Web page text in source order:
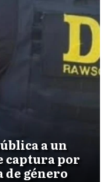
a un
captura por
de género